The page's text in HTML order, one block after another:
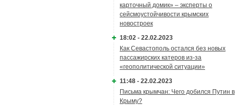
карточный домик» – эксперты о
сейсмоустойчивости крымских
новостроек
18:02 - 22.02.2023
Как Севастополь остался без новых
пассажирских катеров из-за
«геополитической ситуации»
11:48 - 22.02.2023
Письма крымчан: Чего добился Путин в
Крыму?